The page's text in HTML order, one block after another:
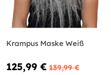
Krampus Maske Weiß
125,99 € 139,99 €